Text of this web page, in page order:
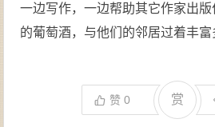
一边写作，一边帮助其它作家出
的葡萄酒，与他们的邻居过着丰富
赞0 赏